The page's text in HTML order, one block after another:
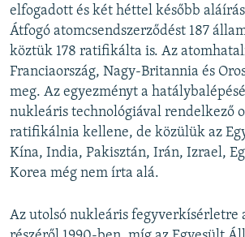
elfogadott és két héttel később
Átfogó atomcsendszerződést 187
köztük 178 ratifikálta is. Az
Franciaország, Nagy-Britannia és
meg. Az egyezményt a
nukleáris technológiával rendelkező
ratifikálnia kellene, de közülük az
Kína, India, Pakisztán, Irán, Izrael,
Korea még nem írta alá.
Az utolsó nukleáris fegyverkísérletre